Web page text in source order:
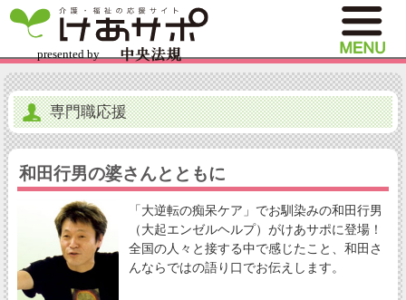
専門職応援
和田行男の婆さんとともに
「大逆転の痴呆ケア」でお馴染みの和田行男
（大起エンゼルヘルプ）がけあサポに登場！
全国の人々と接する中で感じたこと、和田さ
んならではの語り口でお伝えします。